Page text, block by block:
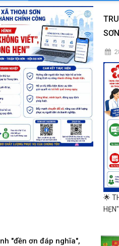
🌟
"đền ơn đáp nghĩa",